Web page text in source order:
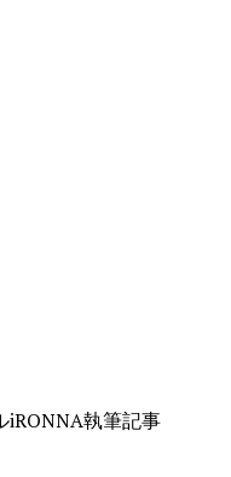
iRONNA執筆記事